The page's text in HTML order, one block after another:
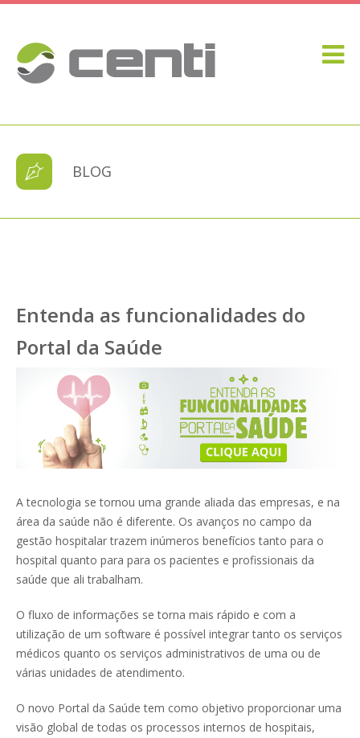
BLOG
Entenda as funcionalidades do
Portal da Saúde
A tecnologia se tornou uma grande aliada das empresas, e na
área da saúde não é diferente. Os avanços no campo da
gestão hospitalar trazem inúmeros benefícios tanto para o
hospital quanto para para os pacientes e profissionais da
saúde que ali trabalham.
O fluxo de informações se torna mais rápido e com a
utilização de um software é possível integrar tanto os serviços
médicos quanto os serviços administrativos de uma ou de
várias unidades de atendimento.
O novo Portal da Saúde tem como objetivo proporcionar uma
visão global de todas os processos internos de hospitais,